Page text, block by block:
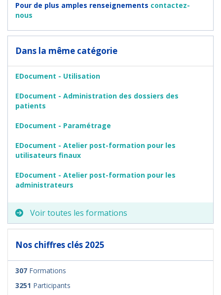
Pour de plus amples renseignements contactez-
nous
Dans la même catégorie
EDocument - Utilisation
EDocument - Administration des dossiers des
patients
EDocument - Paramétrage
EDocument - Atelier post-formation pour les
utilisateurs finaux
EDocument - Atelier post-formation pour les
administrateurs
Voir toutes les formations
Nos chiffres clés 2025
307 Formations
3251 Participants